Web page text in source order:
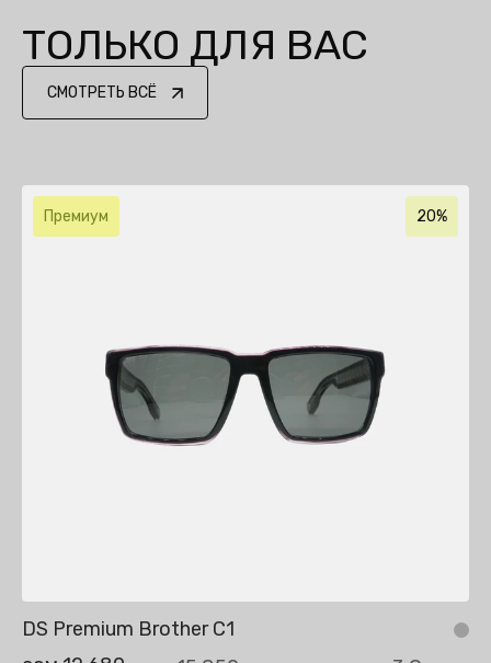
ТОЛЬКО ДЛЯ ВАС
СМОТРЕТЬ ВСЁ
Премиум 20%
DS Premium Brother C1